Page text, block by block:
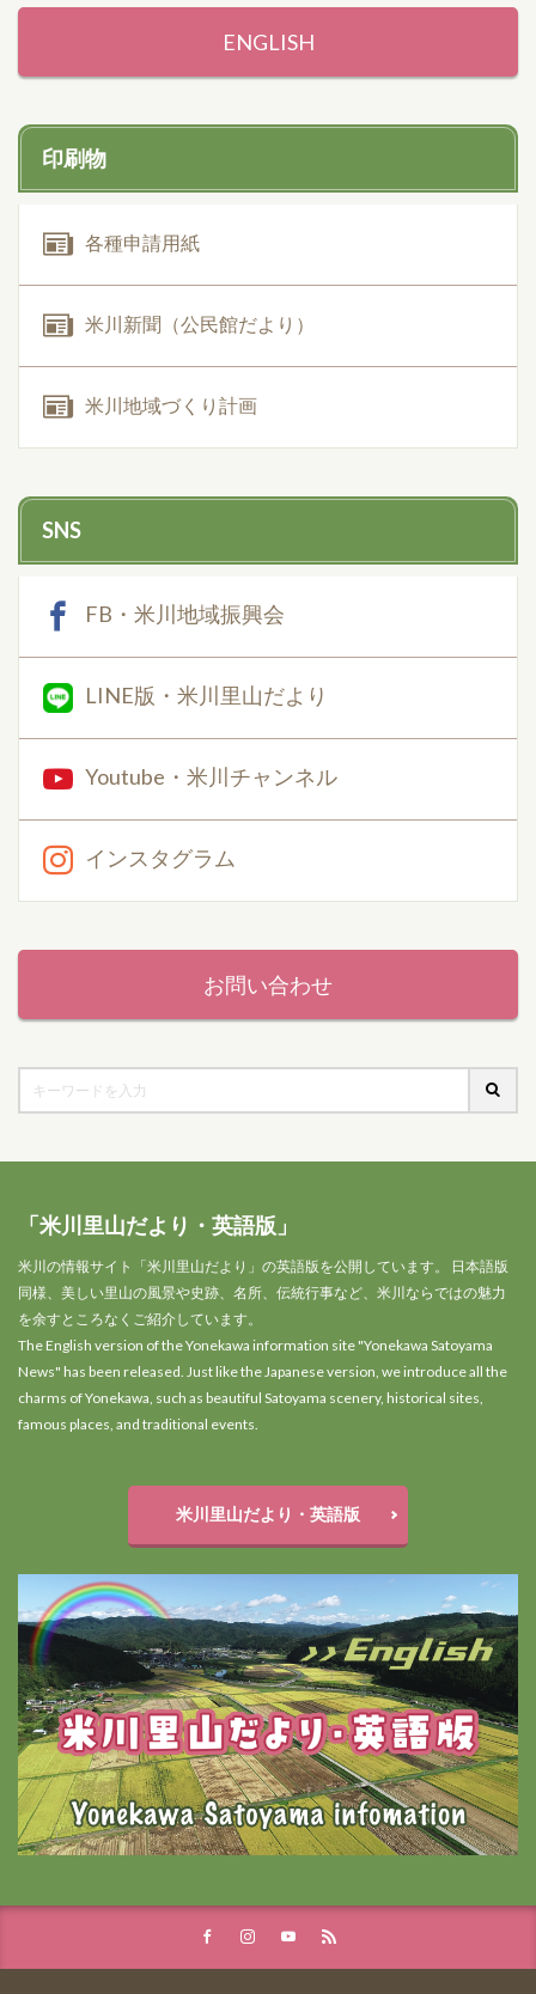
ENGLISH
印刷物
各種申請用紙
米川新聞（公民館だより）
米川地域づくり計画
SNS
FB・米川地域振興会
LINE版・米川里山だより
Youtube・米川チャンネル
インスタグラム
お問い合わせ
「米川里山だより・英語版」
米川の情報サイト「米川里山だより」の英語版を公開しています。 日本語版
同様、美しい里山の風景や史跡、名所、伝統行事など、米川ならではの魅力
を余すところなくご紹介しています。
The English version of the Yonekawa information site "Yonekawa Satoyama
News" has been released. Just like the Japanese version, we introduce all the
charms of Yonekawa, such as beautiful Satoyama scenery, historical sites,
famous places, and traditional events.
米川里山だより・英語版